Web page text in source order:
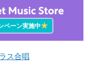
ペーン実施中★
ス合唱